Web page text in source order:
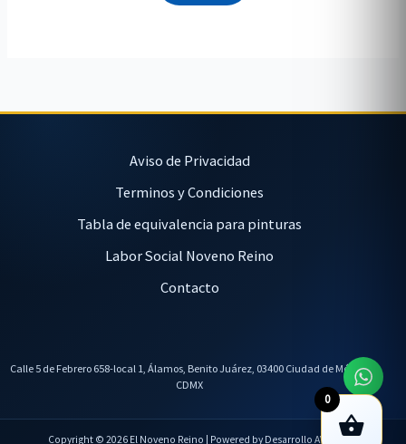
Aviso de Privacidad
Terminos y Condiciones
Tabla de equivalencia para pinturas
Labor Social Noveno Reino
Contacto
Calle 5 de Febrero 658-local 1, Álamos, Benito Juárez, 03400 Ciudad de México,
CDMX
Copyright © 2026 El Noveno Reino | Powered by Desarrollo AVL
0